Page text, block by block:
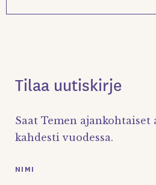
Tilaa uutiskirje
Saat Temen ajankohtaiset
kahdesti vuodessa.
NIMI